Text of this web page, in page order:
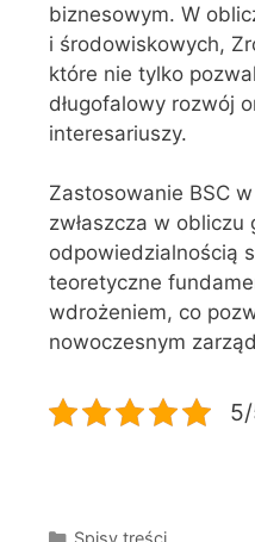
biznesowym. W
i środowiskowych,
które nie tylko
długofalowy rozwój
interesariuszy.
Zastosowanie BSC
zwłaszcza w
odpowiedzialnością
teoretyczne
wdrożeniem, co
nowoczesnym
Kategorie
Spisy treści